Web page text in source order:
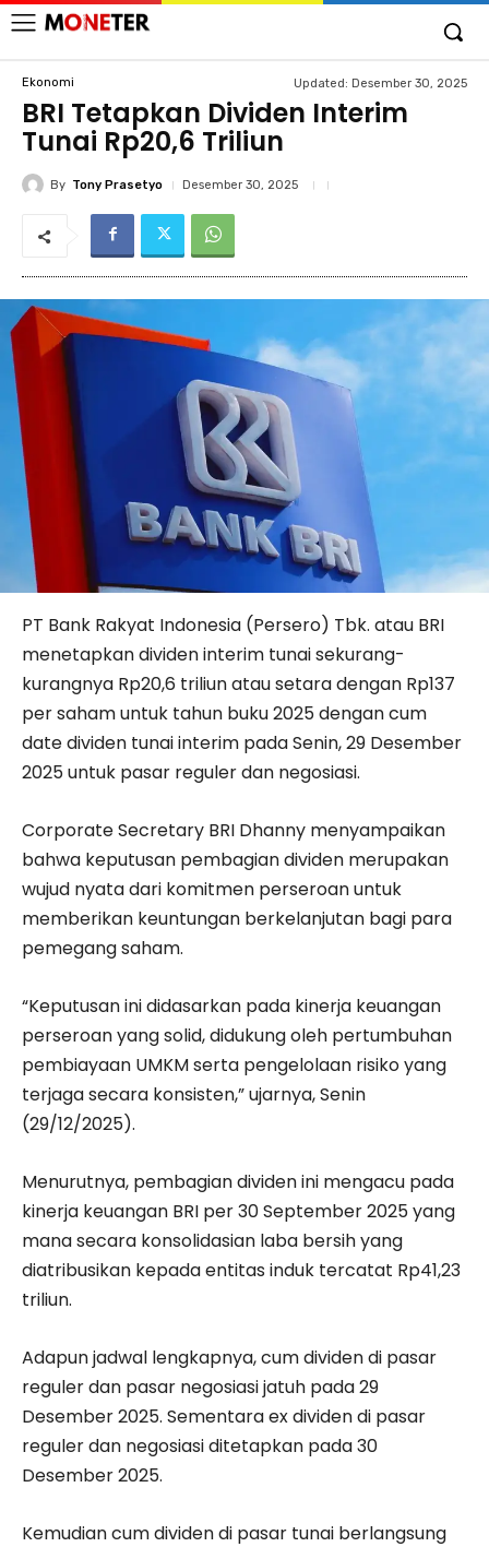
Ekonomi Updated: Desember 30, 2025
BRI Tetapkan Dividen Interim
Tunai Rp20,6 Triliun
By Tony Prasetyo Desember 30, 2025
PT Bank Rakyat Indonesia (Persero) Tbk. atau BRI
menetapkan dividen interim tunai sekurang-
kurangnya Rp20,6 triliun atau setara dengan Rp137
per saham untuk tahun buku 2025 dengan cum
date dividen tunai interim pada Senin, 29 Desember
2025 untuk pasar reguler dan negosiasi.
Corporate Secretary BRI Dhanny menyampaikan
bahwa keputusan pembagian dividen merupakan
wujud nyata dari komitmen perseroan untuk
memberikan keuntungan berkelanjutan bagi para
pemegang saham.
“Keputusan ini didasarkan pada kinerja keuangan
perseroan yang solid, didukung oleh pertumbuhan
pembiayaan UMKM serta pengelolaan risiko yang
terjaga secara konsisten,” ujarnya, Senin
(29/12/2025).
Menurutnya, pembagian dividen ini mengacu pada
kinerja keuangan BRI per 30 September 2025 yang
mana secara konsolidasian laba bersih yang
diatribusikan kepada entitas induk tercatat Rp41,23
triliun.
Adapun jadwal lengkapnya, cum dividen di pasar
reguler dan pasar negosiasi jatuh pada 29
Desember 2025. Sementara ex dividen di pasar
reguler dan negosiasi ditetapkan pada 30
Desember 2025.
Kemudian cum dividen di pasar tunai berlangsung